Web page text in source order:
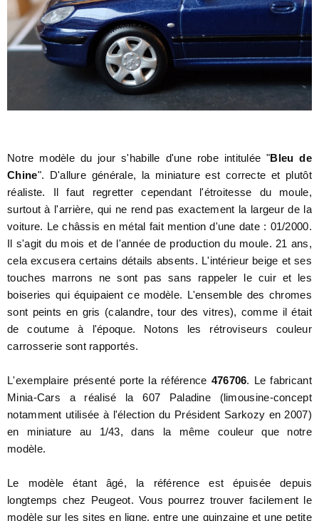
Notre modèle du jour s'habille d'une robe intitulée "Bleu de
Chine". D'allure générale, la miniature est correcte et plutôt
réaliste. Il faut regretter cependant l'étroitesse du moule,
surtout à l'arrière, qui ne rend pas exactement la largeur de la
voiture. Le châssis en métal fait mention d'une date : 01/2000.
Il s'agit du mois et de l'année de production du moule. 21 ans,
cela excusera certains détails absents. L'intérieur beige et ses
touches marrons ne sont pas sans rappeler le cuir et les
boiseries qui équipaient ce modèle. L'ensemble des chromes
sont peints en gris (calandre, tour des vitres), comme il était
de coutume à l'époque. Notons les rétroviseurs couleur
carrosserie sont rapportés.
L'exemplaire présenté porte la référence 476706. Le fabricant
Minia-Cars a réalisé la 607 Paladine (limousine-concept
notamment utilisée à l'élection du Président Sarkozy en 2007)
en miniature au 1/43, dans la même couleur que notre
modèle.
Le modèle étant âgé, la référence est épuisée depuis
longtemps chez Peugeot. Vous pourrez trouver facilement le
modèle sur les sites en ligne, entre une quinzaine et une petite